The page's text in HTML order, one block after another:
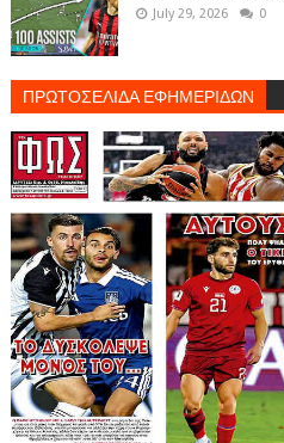
July 29, 2026 0
ΠΡΩΤΟΣΕΛΙΔΑ ΕΦΗΜΕΡΙΔΩΝ